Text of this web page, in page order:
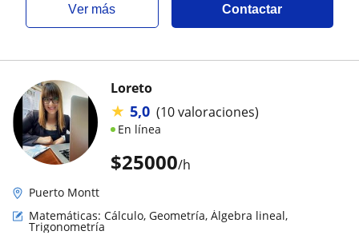
ver más Contactar
$25000/h
Loreto
★ 5,0 (10 valoraciones)
En línea
Puerto Montt
Matemáticas: Cálculo, Geometría, Álgebra lineal,
Trigonometría